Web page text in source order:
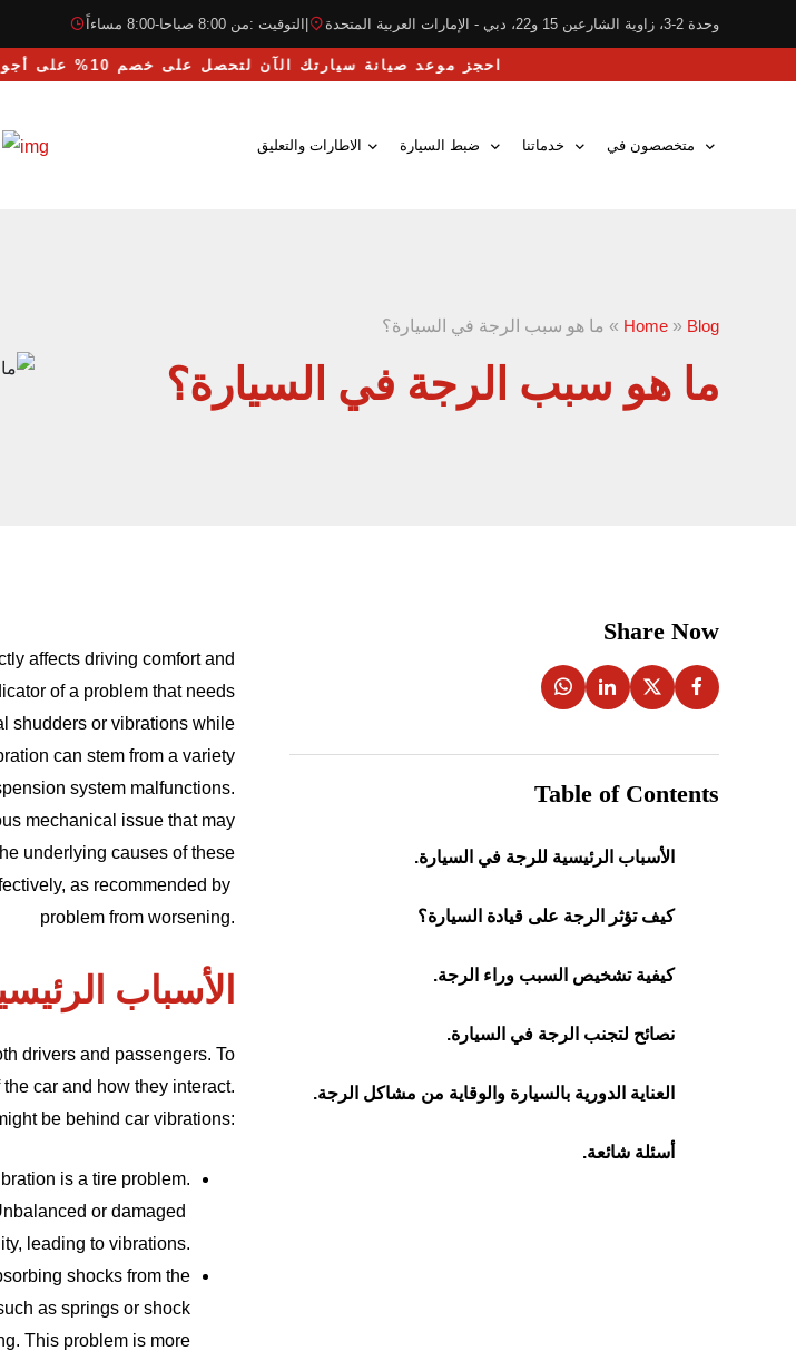
وحدة 2-3، زاوية الشارعين 15 و22، دبي - الإمارات العربية المتحدة التوقيت :من 8:00 صباحا-8:00 مساءاً
احجز موعد صيانة سيارتك الآن لتحصل على خصم 10% على أجور اليد العاملة
الاطارات والتعليق
Home » Blog
» ما هو سبب الرجة في السيارة؟
ما هو سبب الرجة في السيارة؟
Share Now
Table of Contents
الأسباب الرئيسية للرجة في السيارة.
كيف تؤثر الرجة على قيادة السيارة؟
كيفية تشخيص السبب وراء الرجة.
نصائح لتجنب الرجة في السيارة.
العناية الدورية بالسيارة والوقاية من مشاكل الرجة.
أسئلة شائعة.
affects driving comfort and
of a problem that needs
shudders or vibrations while
can stem from a variety
system malfunctions.
mechanical issue that may
underlying causes of these
as recommended by
problem from worsening.
الأسباب
drivers and passengers. To
car and how they interact.
be behind car vibrations:
is a tire problem.
or damaged
leading to vibrations.
shocks from the
as springs or shock
This problem is more